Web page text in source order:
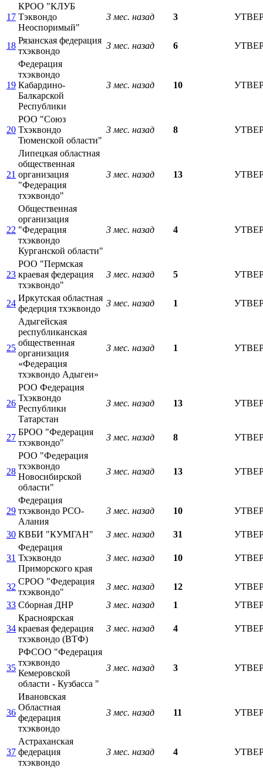
17
КРОО "КЛУБ
Тэквондо
Неоспоримый"
3 мес. назад 3
18
Рязанская федерация
тхэквондо
3 мес. назад 6
19
Федерация
тхэквондо
Кабардино-
Балкарской
Республики
3 мес. назад 10
20
РОО "Союз
Тхэквондо
Тюменской области"
3 мес. назад 8
21
Липецкая областная
общественная
организация
"Федерация
тхэквондо"
3 мес. назад 13
22
Общественная
организация
"Федерация
тхэквондо
Курганской области"
3 мес. назад 4
23
РОО "Пермская
краевая федерация
тхэквондо"
3 мес. назад 5
24
Иркутская областная
федерция тхэквондо
3 мес. назад 1
25
Адыгейская
республиканская
общественная
организация
«Федерация
тхэквондо Адыгеи»
3 мес. назад 1
26
РОО Федерация
Тхэквондо
Республики
Татарстан
3 мес. назад 13
27
БРОО "Федерация
тхэквондо"
3 мес. назад 8
28
РОО "Федерация
тхэквондо
Новосибирской
области"
3 мес. назад 13
29
Федерация
тхэквондо РСО-
Алания
3 мес. назад 10
30 КВБИ "КУМГАН" 3 мес. назад 31
31
Федерация
Тхэквондо
Приморского края
3 мес. назад 10
32
СРОО "Федерация
тхэквондо"
3 мес. назад 12
33 Сборная ДНР 3 мес. назад 1
34
Красноярская
краевая федерация
тхэквондо (ВТФ)
3 мес. назад 4
35
РФСОО "Федерация
тхэквондо
Кемеровской
области - Кузбасса "
3 мес. назад 3
36
Ивановская
Областная
федерация
тхэквондо
3 мес. назад 11
37
Астраханская
федерация
тхэквондо
3 мес. назад 4